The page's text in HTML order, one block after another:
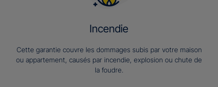
Incendie
Cette garantie couvre les dommages subis par votre maison
ou appartement, causés par incendie, explosion ou chute de
la foudre.